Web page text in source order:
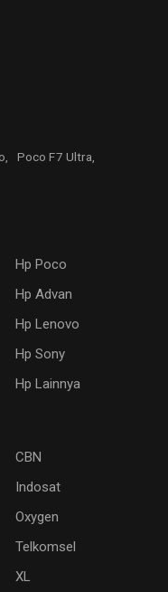
Poco F7 Ultra,
Hp Poco
Hp Advan
Hp Lenovo
Hp Sony
Hp Lainnya
CBN
Indosat
Oxygen
Telkomsel
XL